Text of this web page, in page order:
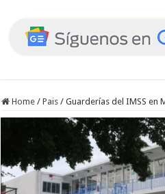
Home / Pais / Guarderías del IMSS en